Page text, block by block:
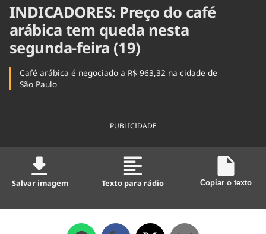
INDICADORES: Preço do café
arábica tem queda nesta
segunda-feira (19)
Café arábica é negociado a R$ 963,32 na cidade de
São Paulo
PUBLICIDADE
Salvar imagem Texto para rádio Copiar o texto